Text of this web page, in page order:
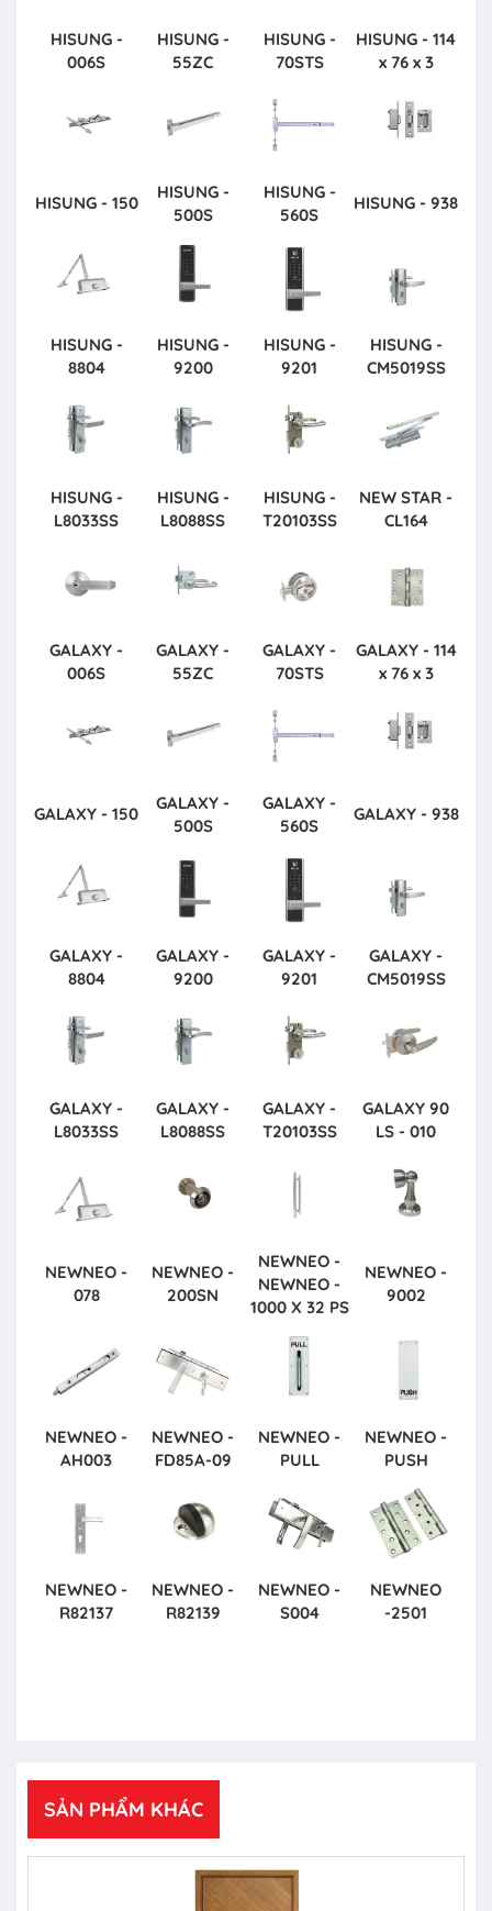
HISUNG -
006S
HISUNG -
55ZC
HISUNG -
70STS
HISUNG - 114
x 76 x 3
HISUNG - 150
HISUNG -
500S
HISUNG -
560S
HISUNG - 938
HISUNG -
8804
HISUNG -
9200
HISUNG -
9201
HISUNG -
CM5019SS
HISUNG -
L8033SS
HISUNG -
L8088SS
HISUNG -
T20103SS
NEW STAR -
CL164
GALAXY -
006S
GALAXY -
55ZC
GALAXY -
70STS
GALAXY - 114
x 76 x 3
GALAXY - 150
GALAXY -
500S
GALAXY -
560S
GALAXY - 938
GALAXY -
8804
GALAXY -
9200
GALAXY -
9201
GALAXY -
CM5019SS
GALAXY -
L8033SS
GALAXY -
L8088SS
GALAXY -
T20103SS
GALAXY 90
LS - 010
NEWNEO -
078
NEWNEO -
200SN
NEWNEO -
NEWNEO -
1000 X 32 PS
NEWNEO -
9002
NEWNEO -
AH003
NEWNEO -
FD85A-09
NEWNEO -
PULL
NEWNEO -
PUSH
NEWNEO -
R82137
NEWNEO -
R82139
NEWNEO -
S004
NEWNEO
-2501
SẢN PHẨM KHÁC